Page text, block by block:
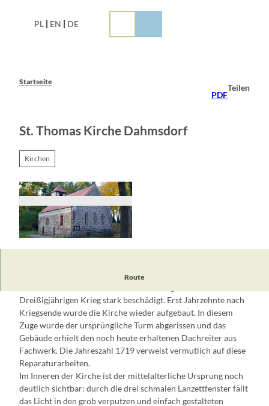
PL EN DE
Startseite
PDF
Teilen
St. Thomas Kirche Dahmsdorf
Kirchen
Route
Der Feldsteinbau aus dem 13. und 14. Jahrhundert ist eines
Dreißigjährigen Krieg stark beschädigt. Erst Jahrzehnte nach
Kriegsende wurde die Kirche wieder aufgebaut. In diesem
Zuge wurde der ursprüngliche Turm abgerissen und das
Gebäude erhielt den noch heute erhaltenen Dachreiter aus
Fachwerk. Die Jahreszahl 1719 verweist vermutlich auf diese
Reparaturarbeiten.
Im Inneren der Kirche ist der mittelalterliche Ursprung noch
deutlich sichtbar: durch die drei schmalen Lanzettfenster fällt
das Licht in den grob verputzen und einfach gestalteten